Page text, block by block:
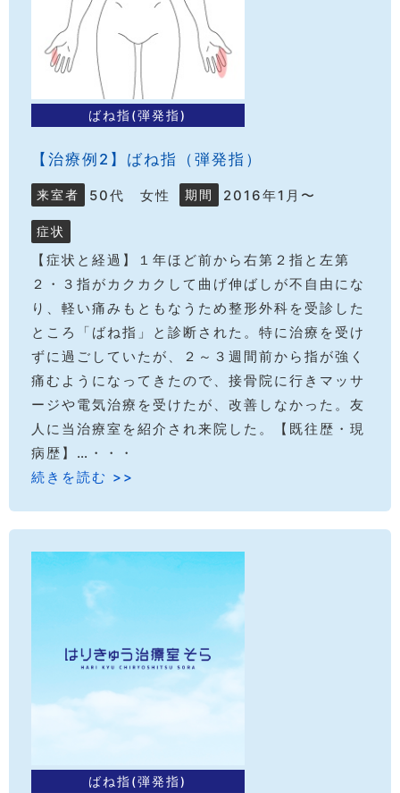
ばね指(弾発指)
【治療例2】ばね指（弾発指）
来室者 50代 女性 期間 2016年1月〜
症状
【症状と経過】１年ほど前から右第２指と左第
２・３指がカクカクして曲げ伸ばしが不自由にな
り、軽い痛みもともなうため整形外科を受診した
ところ「ばね指」と診断された。特に治療を受け
ずに過ごしていたが、２～３週間前から指が強く
痛むようになってきたので、接骨院に行きマッサ
ージや電気治療を受けたが、改善しなかった。友
人に当治療室を紹介され来院した。【既往歴・現
病歴】…・・・
続きを読む >>
ばね指(弾発指)